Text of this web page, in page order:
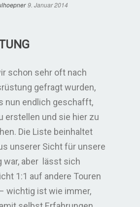
9. Januar 2014
schon sehr oft nach
gefragt wurden,
nun endlich geschafft,
erstellen und sie hier zu
Die Liste beinhaltet
unserer Sicht für unsere
war, aber lässt sich
1:1 auf andere Touren
wichtig ist wie immer,